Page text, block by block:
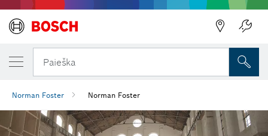
Paieška
Norman Foster Norman Foster